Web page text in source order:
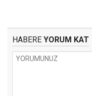
HABERE YORUM KAT